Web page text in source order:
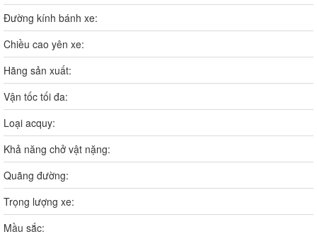
Đường kính bánh xe:
Chiều cao yên xe:
Hãng sản xuất:
Vận tốc tối đa:
Loại acquy:
Khả năng chở vật nặng:
Quãng đường:
Trọng lượng xe:
Mầu sắc: